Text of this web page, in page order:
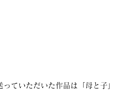
ていただいた作品は「母と子」